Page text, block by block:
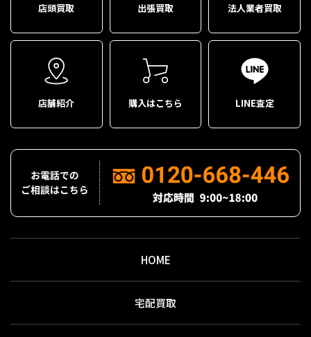
店頭買取 出張買取 法人業者買取
店舗紹介 購入はこちら LINE査定
HOME
宅配買取